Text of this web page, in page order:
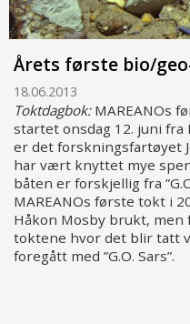
Årets første bio/
18.06.2013
Toktdagbok: MAREANOs
startet onsdag 12. juni fra
er det forskningsfartøyet
har vært knyttet mye
båten er forskjellig fra
MAREANOs første tokt i
Håkon Mosby brukt, men
toktene hvor det blir tatt
foregått med ”G.O. Sars”.